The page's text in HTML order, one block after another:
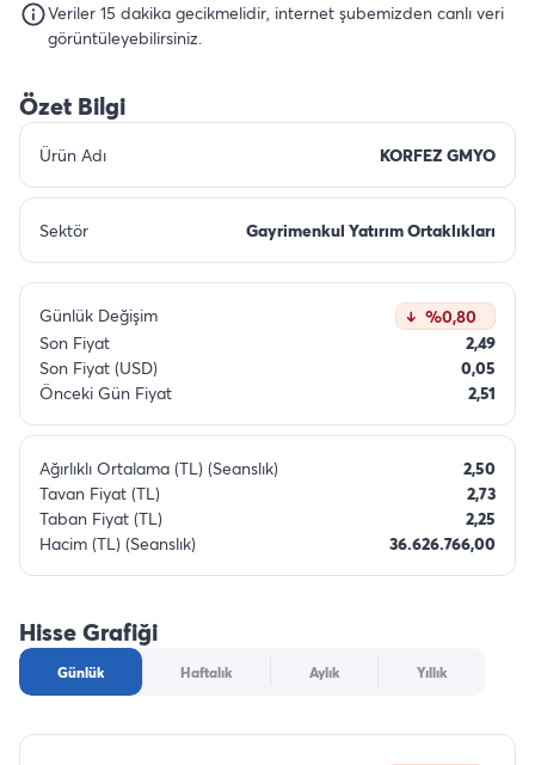
Veriler 15 dakika gecikmelidir, internet şubemizden canlı veri
görüntüleyebilirsiniz.
Özet Bilgi
Ürün Adı KORFEZ GMYO
Sektör Gayrimenkul Yatırım Ortaklıkları
Günlük Değişim
%0,80
Son Fiyat
2,49
Son Fiyat (USD)
0,05
Önceki Gün Fiyat
2,51
Ağırlıklı Ortalama (TL) (Seanslık)
2,50
Tavan Fiyat (TL)
2,73
Taban Fiyat (TL)
2,25
Hacim (TL) (Seanslık)
36.626.766,00
Hisse Grafiği
Günlük Haftalık Aylık Yıllık